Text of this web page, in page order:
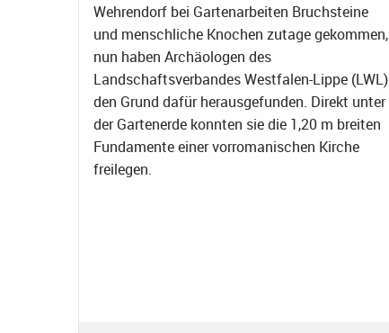
Wehrendorf bei Gartenarbeiten Bruchsteine
und menschliche Knochen zutage gekommen,
nun haben Archäologen des
Landschaftsverbandes Westfalen-Lippe (LWL)
den Grund dafür herausgefunden. Direkt unter
der Gartenerde konnten sie die 1,20 m breiten
Fundamente einer vorromanischen Kirche
freilegen.